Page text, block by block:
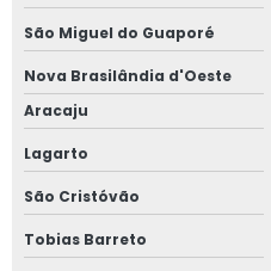
São Miguel do Guaporé
Nova Brasilândia d'Oeste
Aracaju
Lagarto
São Cristóvão
Tobias Barreto